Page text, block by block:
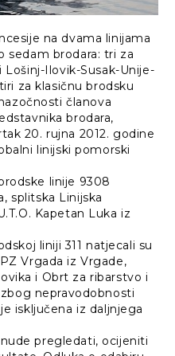
na dvama linijama
sedam brodara: tri za
Ilovik-Susak-Unije-
za klasičnu brodsku
članova
brodara,
20. rujna 2012. godine
linijski pomorski
linije 9308
splitska Linijska
Kapetan Luka iz
liniji 311 natjecali su
Vrgada iz Vrgade,
i Obrt za ribarstvo i
zbog nepravodobnosti
isključena iz daljnjega
pregledati, ocijeniti